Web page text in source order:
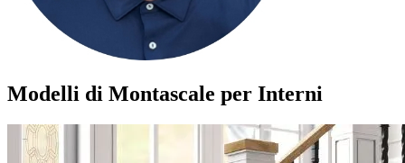
Modelli di Montascale per Interni